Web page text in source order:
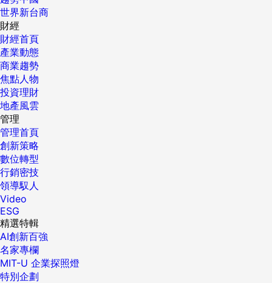
世界新台商
財經
財經首頁
產業動態
商業趨勢
焦點人物
投資理財
地產風雲
管理
管理首頁
創新策略
數位轉型
行銷密技
領導馭人
Video
ESG
精選特輯
AI創新百強
名家專欄
MIT-U 企業探照燈
特別企劃